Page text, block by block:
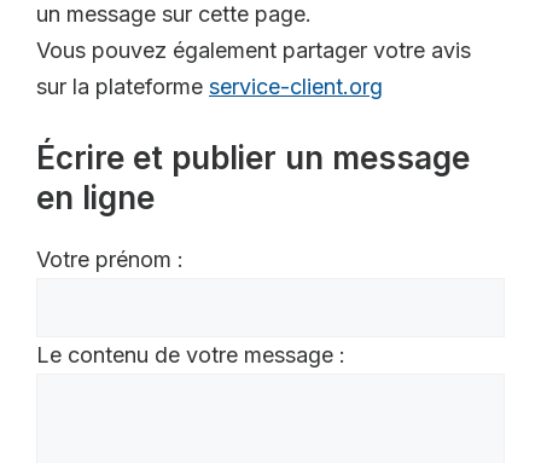
un message sur cette page.
Vous pouvez également partager votre avis
sur la plateforme service-client.org
Écrire et publier un message
en ligne
Votre prénom :
Le contenu de votre message :